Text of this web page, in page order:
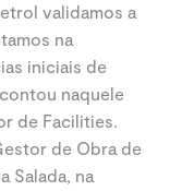
validamos a
na
iniciais de
naquele
de Facilities.
de Obra de
Salada, na